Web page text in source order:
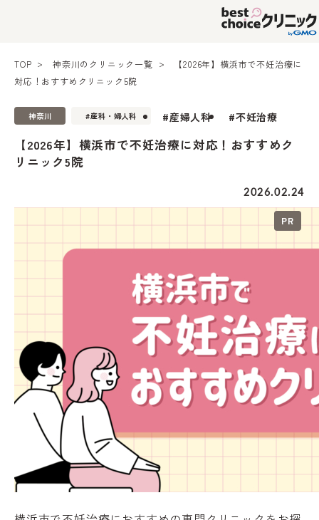
TOP 神奈川のクリニック一覧
【2026年】横浜市で不妊治療に
対応！おすすめクリニック5院
神奈川 #産科・婦人科 #産婦人科 #不妊治療
【2026年】横浜市で不妊治療に対応！おすすめク
リニック5院
2026.02.24